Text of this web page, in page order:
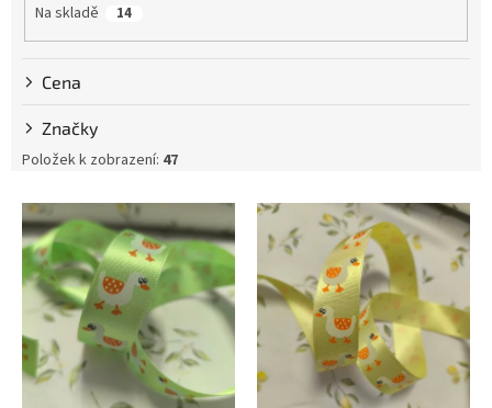
Na skladě 14
Cena
Značky
Položek k zobrazení: 47
V
p